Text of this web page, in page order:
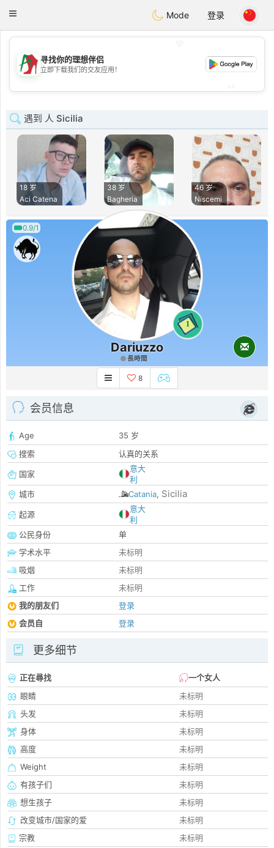
AmamiOra
Toggle
Mode 登录
💖
💕
寻找你的理想伴侣
立即下载我们的交友应用！
遇到 人 Sicilia
18 岁
Aci Catena
38 岁
Bagheria
46 岁
Niscemi
0.9/1
1
Dariuzzo
長時間
8
会员信息
Age
35 岁
搜索
认真的关系
国家
意大
利
城市
Catania, Sicilia
起源
意大
利
公民身份
单
学术水平
未标明
吸烟
未标明
工作
未标明
我的朋友们
登录
会员自
登录
更多细节
正在尋找
一个女人
眼睛
未标明
头发
未标明
身体
未标明
高度
未标明
Weight
未标明
有孩子们
未标明
想生孩子
未标明
改变城市/国家的爱
未标明
宗教
未标明